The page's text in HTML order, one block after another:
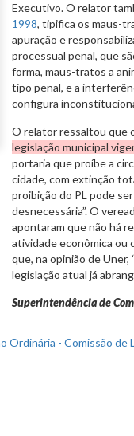
Executivo. O relator
1998, tipifica os maus-
apuração e
processual penal, que
forma, maus-tratos a
tipo penal, e a
configura
O relator ressaltou que
legislação municipal
portaria que proíbe a
cidade, com extinção
proibição do PL pode
desnecessária”. O
apontaram que não há
atividade econômica ou
que, na opinião de
legislação atual já
Superintendência de